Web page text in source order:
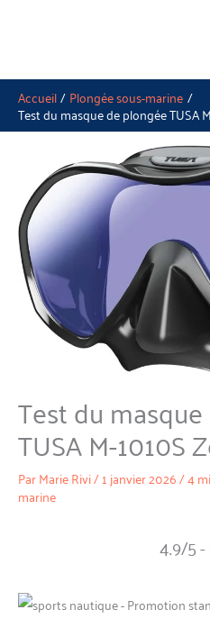
Accueil Plongée sous-marine
Test du masque de plongée TUSA
Test du
TUSA M-1010S
ParMarie Rivi/1 janvier 2026/4
marine
4.9/5 -